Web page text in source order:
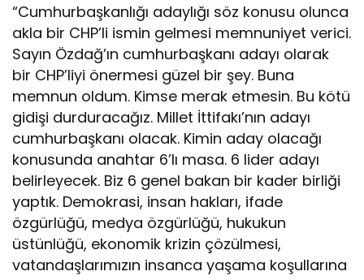
“Cumhurbaşkanlığı adaylığı söz konusu olunca
akla bir CHP’li ismin gelmesi memnuniyet verici.
Sayın Özdağ’ın cumhurbaşkanı adayı olarak
bir CHP’liyi önermesi güzel bir şey. Buna
memnun oldum. Kimse merak etmesin. Bu kötü
gidişi durduracağız. Millet İttifakı’nın adayı
cumhurbaşkanı olacak. Kimin aday olacağı
konusunda anahtar 6’lı masa. 6 lider adayı
belirleyecek. Biz 6 genel bakan bir kader birliği
yaptık. Demokrasi, insan hakları, ifade
özgürlüğü, medya özgürlüğü, hukukun
üstünlüğü, ekonomik krizin çözülmesi,
vatandaşlarımızın insanca yaşama koşullarına